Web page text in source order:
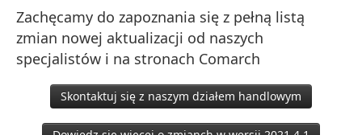
Zachęcamy do zapoznania się z pełną listą
zmian nowej aktualizacji od naszych
specjalistów i na stronach Comarch
Skontaktuj się z naszym działem handlowym